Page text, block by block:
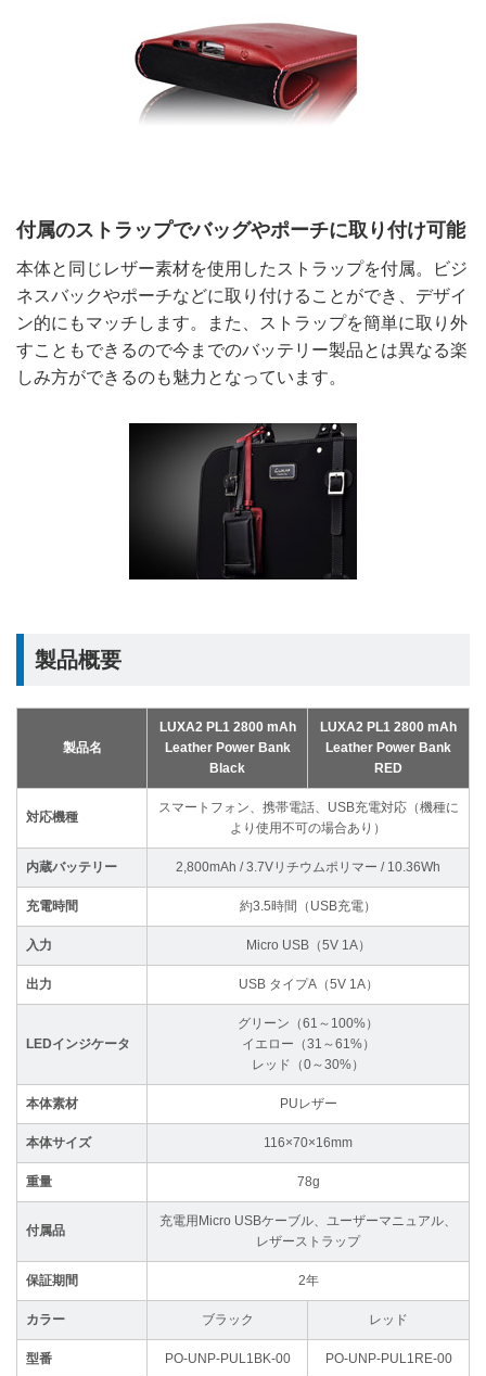
付属のストラップでバッグやポーチに取り付け可能
本体と同じレザー素材を使用したストラップを付属。ビジ
ネスバックやポーチなどに取り付けることができ、デザイ
ン的にもマッチします。また、ストラップを簡単に取り外
すこともできるので今までのバッテリー製品とは異なる楽
しみ方ができるのも魅力となっています。
製品概要
製品名
LUXA2 PL1 2800 mAh
Leather Power Bank
Black
LUXA2 PL1 2800 mAh
Leather Power Bank
RED
対応機種
スマートフォン、携帯電話、USB充電対応（機種に
より使用不可の場合あり）
内蔵バッテリー 2,800mAh / 3.7Vリチウムポリマー / 10.36Wh
充電時間 約3.5時間（USB充電）
入力 Micro USB（5V 1A）
出力 USB タイプA（5V 1A）
LEDインジケータ
グリーン（61～100%）
イエロー（31～61%）
レッド（0～30%）
本体素材 PUレザー
本体サイズ 116×70×16mm
重量 78g
付属品
充電用Micro USBケーブル、ユーザーマニュアル、
レザーストラップ
保証期間 2年
カラー ブラック レッド
型番 PO-UNP-PUL1BK-00 PO-UNP-PUL1RE-00